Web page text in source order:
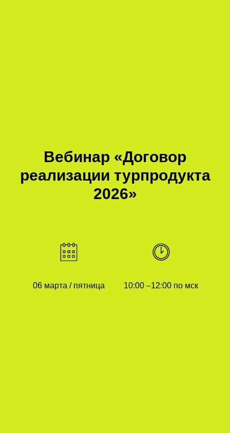
Вебинар «Договор
реализации турпродукта
2026»
06 марта / пятница 10:00 –12:00 по мск